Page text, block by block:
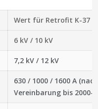
Wert für Retrofit K-37
6 kV / 10 kV
7,2 kV / 12 kV
630 / 1000 / 1600 A (nach
Vereinbarung bis